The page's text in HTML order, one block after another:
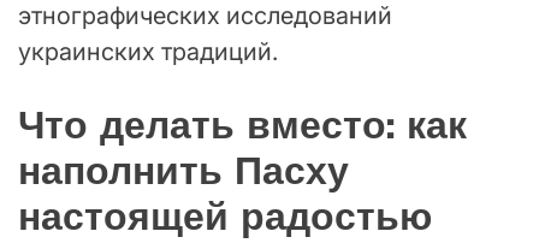
этнографических исследований
украинских традиций.
Что делать вместо: как
наполнить Пасху
настоящей радостью